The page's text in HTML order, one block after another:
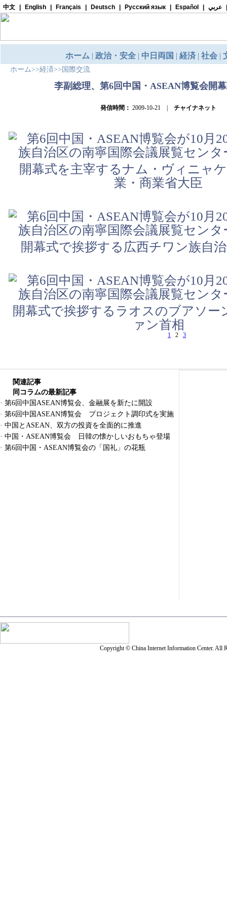
ホーム>>経済>> 国際交流
李副総理、第6回中国・ASEAN博覧会開
発信時間： 2009-10-21 | チャイナネット
開幕式を主宰するナム・ヴィニャ
業・商業省大臣
開幕式で挨拶する広西チワン族自
開幕式で挨拶するラオスのブアソー
ァン首相
1 2 3
関連記事
同コラムの最新記事
· 第6回中国ASEAN博覧会、金融展を新たに開設
· 第6回中国ASEAN博覧会 プロジェクト調印式を実施
· 中国とASEAN、双方の投資を全面的に推進
· 中国・ASEAN博覧会 日韓の懐かしいおもちゃ登場
· 第6回中国・ASEAN博覧会の「国礼」の花瓶